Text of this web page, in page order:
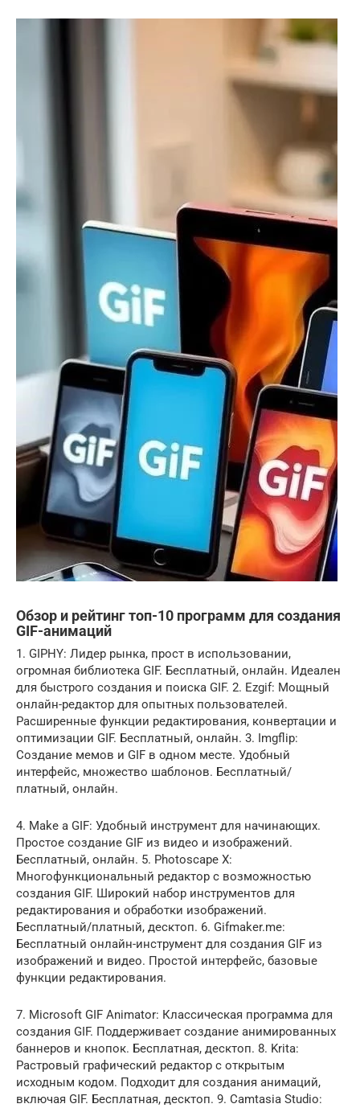
Обзор и рейтинг топ-10 программ для создания
GIF-анимаций
1. GIPHY: Лидер рынка, прост в использовании,
огромная библиотека GIF. Бесплатный, онлайн. Идеален
для быстрого создания и поиска GIF. 2. Ezgif: Мощный
онлайн-редактор для опытных пользователей.
Расширенные функции редактирования, конвертации и
оптимизации GIF. Бесплатный, онлайн. 3. Imgflip:
Создание мемов и GIF в одном месте. Удобный
интерфейс, множество шаблонов. Бесплатный/
платный, онлайн.
4. Make a GIF: Удобный инструмент для начинающих.
Простое создание GIF из видео и изображений.
Бесплатный, онлайн. 5. Photoscape X:
Многофункциональный редактор с возможностью
создания GIF. Широкий набор инструментов для
редактирования и обработки изображений.
Бесплатный/платный, десктоп. 6. Gifmaker.me:
Бесплатный онлайн-инструмент для создания GIF из
изображений и видео. Простой интерфейс, базовые
функции редактирования.
7. Microsoft GIF Animator: Классическая программа для
создания GIF. Поддерживает создание анимированных
баннеров и кнопок. Бесплатная, десктоп. 8. Krita:
Растровый графический редактор с открытым
исходным кодом. Подходит для создания анимаций,
включая GIF. Бесплатная, десктоп. 9. Camtasia Studio: